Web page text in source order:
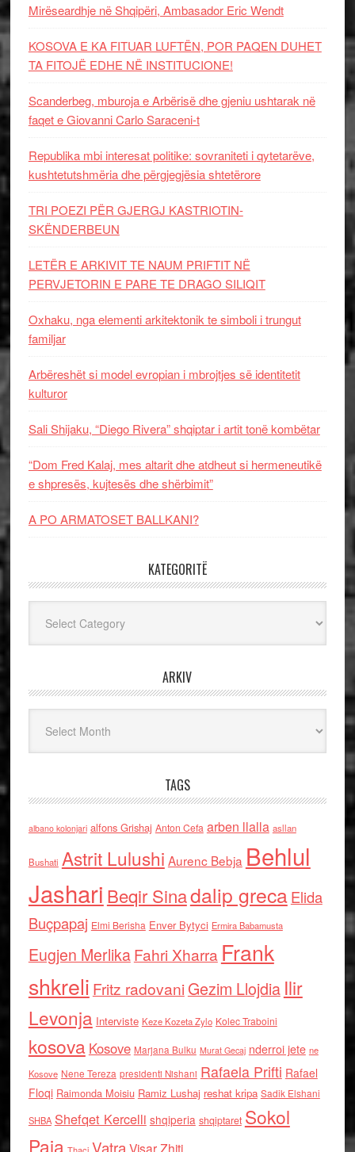
Mirëseardhje në Shqipëri, Ambasador Eric Wendt
KOSOVA E KA FITUAR LUFTËN, POR PAQEN DUHET
TA FITOJË EDHE NË INSTITUCIONE!
Scanderbeg, mburoja e Arbërisë dhe gjeniu ushtarak në
faqet e Giovanni Carlo Saraceni-t
Republika mbi interesat politike: sovraniteti i qytetarëve,
kushtetutshmëria dhe përgjegjësia shtetërore
TRI POEZI PËR GJERGJ KASTRIOTIN-
SKËNDERBEUN
LETËR E ARKIVIT TE NAUM PRIFTIT NË
PERVJETORIN E PARE TE DRAGO SILIQIT
Oxhaku, nga elementi arkitektonik te simboli i trungut
familjar
Arbëreshët si model evropian i mbrojtjes së identitetit
kulturor
Sali Shijaku, “Diego Rivera” shqiptar i artit tonë kombëtar
“Dom Fred Kalaj, mes altarit dhe atdheut si hermeneutikë
e shpresës, kujtesës dhe shërbimit”
A PO ARMATOSET BALLKANI?
KATEGORITË
ARKIV
TAGS
albano kolonjari alfons Grishaj Anton Cefa arben llalla asllan
Bushati Astrit Lulushi Aurenc Bebja Behlul
Jashari Beqir Sinadalip grecaElida
Buçpapaj Elmi Berisha Enver Bytyci Ermira Babamusta
Eugjen MerlikaFahri Xharra Frank
shkreli Fritz radovaniGezim Llojdia Ilir
Levonja Interviste Keze Kozeta Zylo Kolec Traboini
kosova Kosove Marjana Bulku Murat Gecaj nderroi jete ne
Kosove Nene Tereza presidenti Nishani Rafaela Prifti Rafael
Floqi Raimonda Moisiu Ramiz Lushaj reshat kripa Sadik Elshani
SHBA Shefqet Kercelli shqiperia shqiptaret Sokol
Paja
Vatra Visar Zhiti